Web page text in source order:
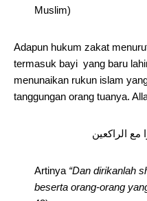
Muslim)
Adapun hukum zakat
termasuk bayi yang baru
menunaikan rukun islam
tanggungan orang tuanya.
مع الراکعین
Artinya “Dan dirikanlah
beserta orang-orang